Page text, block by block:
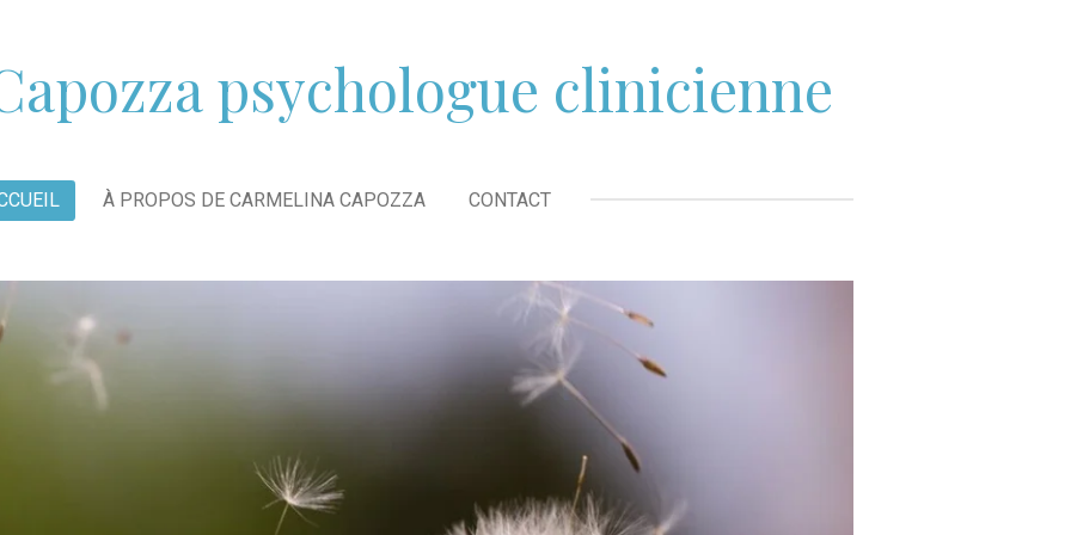
psychologue clinicienne
À PROPOS DE CARMELINA CAPOZZA CONTACT